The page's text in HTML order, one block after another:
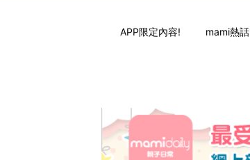
APP限定內容! mami熱話